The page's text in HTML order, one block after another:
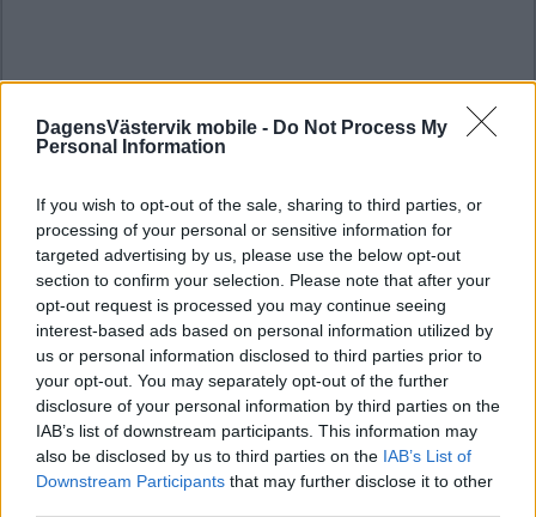
DagensVästervik mobile - Do Not Process My
Personal Information
If you wish to opt-out of the sale, sharing to third parties, or
processing of your personal or sensitive information for
targeted advertising by us, please use the below opt-out
section to confirm your selection. Please note that after your
opt-out request is processed you may continue seeing
interest-based ads based on personal information utilized by
us or personal information disclosed to third parties prior to
your opt-out. You may separately opt-out of the further
disclosure of your personal information by third parties on the
IAB’s list of downstream participants. This information may
also be disclosed by us to third parties on the IAB’s List of
Downstream Participants that may further disclose it to other